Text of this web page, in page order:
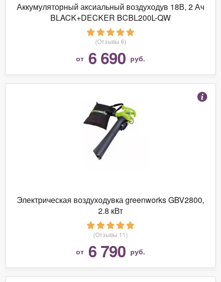
Аккумуляторный аксиальный воздуходув 18В, 2 Ач
BLACK+DECKER BCBL200L-QW
(Отзывы 6)
от 6 690 руб.
Электрическая воздуходувка greenworks GBV2800,
2.8 кВт
(Отзывы 11)
от 6 790 руб.